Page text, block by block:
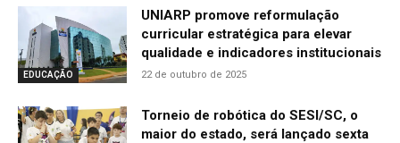
EDUCAÇÃO
UNIARP promove reformulação
curricular estratégica para elevar
qualidade e indicadores institucionais
22 de outubro de 2025
Torneio de robótica do SESI/SC, o
maior do estado, será lançado sexta